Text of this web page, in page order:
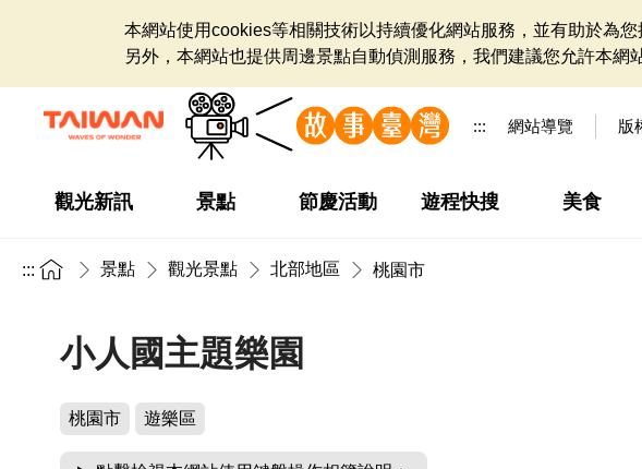
本網站使用cookies等相關技術以持續優化網站服務，並有助於為
另外，本網站也提供周邊景點自動偵測服務，我們建議您允許本網
::: 網站導覽 版
觀光新訊 景點 節慶活動 遊程快搜 美食
::: 景點 觀光景點 北部地區 桃園市
小人國主題樂園
桃園市 遊樂區